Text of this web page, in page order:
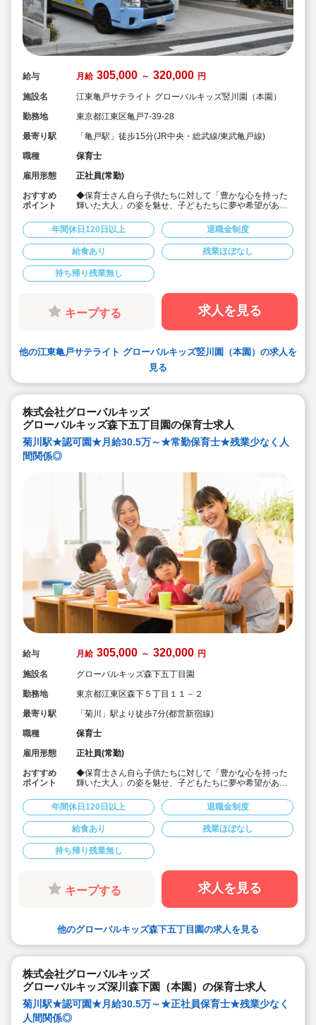
給与 月給 305,000 ～ 320,000 円
施設名
江東亀戸サテライト グローバルキッズ竪川園（本園）
勤務地
東京都江東区亀戸7-39-28
最寄り駅
「亀戸駅」徒歩15分(JR中央・総武線/東武亀戸線)
職種
保育士
雇用形態
正社員(常勤)
おすすめ
ポイント
◆保育士さん自ら子供たちに対して「豊かな心を持った
輝いた大人」の姿を魅せ、子どもたちに夢や希望がある
◆年間休日125日以上！
◆子育て期間中は時短勤務OK
◆半日有給OKで子育て中の方も働きやすい環境です
◆会社独自の休暇制度がありますので、独身、既婚者問
わずノビノビと働きやすい環境です。
◆宿舎借上げ制度利用可能です！
◆職員間の人間関係を大事にしています。チーム保育で
新しい仲間も皆でサポート。新卒で不安な方、中途で馴
染めるか不安な方ブランク空けの方、別業種からのキャ
リアチェンジの方！どんな方でもチームでサポートしあ
いながら保育をする環境です
能です！
◆研修制度充実！未経験やブランクのある方でも安心し
て勤務いただけます。
◆幅広い年齢層の職員がいるため働きやすい就業環境で
す！
成長し続けられる環境が整っています。
年間休日120日以上 退職金制度
給食あり 残業ほぼなし
持ち帰り残業無し
キープする 求人を見る
他の江東亀戸サテライト グローバルキッズ竪川園（本園）の求人を
見る
株式会社グローバルキッズ
グローバルキッズ森下五丁目園の保育士求人
菊川駅★認可園★月給30.5万～★常勤保育士★残業少なく人
間関係◎
給与 月給 305,000 ～ 320,000 円
施設名
グローバルキッズ森下五丁目園
勤務地
東京都江東区森下５丁目１１－２
最寄り駅
「菊川」駅より徒歩7分(都営新宿線)
職種
保育士
雇用形態
正社員(常勤)
おすすめ
ポイント
◆保育士さん自ら子供たちに対して「豊かな心を持った
輝いた大人」の姿を魅せ、子どもたちに夢や希望がある
◆年間休日125日以上！
◆子育て期間中は時短勤務OK
◆半日有給OKで子育て中の方も働きやすい環境です
◆会社独自の休暇制度がありますので、独身、既婚者問
わずノビノビと働きやすい環境です。
◆宿舎借上げ制度利用可能です！
◆職員間の人間関係を大事にしています。チーム保育で
新しい仲間も皆でサポート。新卒で不安な方、中途で馴
染めるか不安な方ブランク空けの方、別業種からのキャ
リアチェンジの方！どんな方でもチームでサポートしあ
いながら保育をする環境です
能です！
す！
◆充実の福利厚生、海外研修など腰を据え長く勤務でき
成長し続けられる環境が整っています。
年間休日120日以上 退職金制度
給食あり 残業ほぼなし
持ち帰り残業無し
キープする 求人を見る
他のグローバルキッズ森下五丁目園の求人を見る
株式会社グローバルキッズ
グローバルキッズ深川森下園（本園）の保育士求人
菊川駅★認可園★月給30.5万～★正社員保育士★残業少なく
人間関係◎